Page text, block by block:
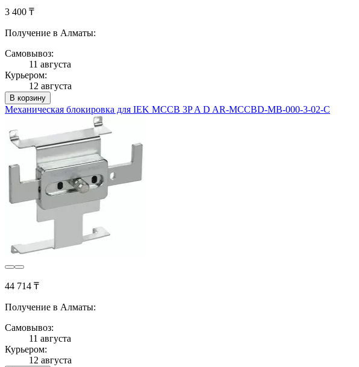
3 400 ₸
Получение в Алматы:
Самовывоз:
11 августа
Курьером:
12 августа
В корзину
Механическая блокировка для IEK MCCB 3P A D AR-MCCBD-MB-000-3-02-C
44 714 ₸
Получение в Алматы:
Самовывоз:
11 августа
Курьером:
12 августа